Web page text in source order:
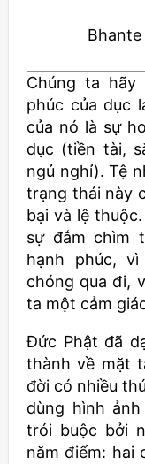
Bhante
Chúng ta
phúc của dục
của nó là sự
dục (tiền tài,
ngủ nghỉ). Tệ
trạng thái này
bại và lệ
sự đắm chìm
hạnh phúc,
chóng qua đi,
ta một cảm
Đức Phật đã
thành về mặt
đời có nhiều
dùng hình
trói buộc bởi
năm điểm: hai